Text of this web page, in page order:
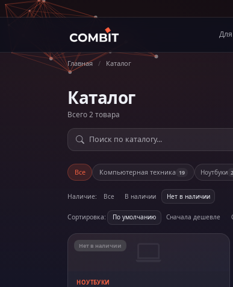
Главная / Каталог
Каталог
Всего 2 товара
Все Компьютерная техника 19 Ноутбуки 2
Наличие: Все В наличии Нет в наличии
Сортировка: По умолчанию Сначала дешевле
Нет в наличии
НОУТБУКИ